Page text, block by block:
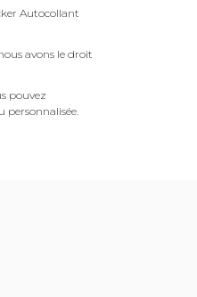
Autocollant
avons le droit
pouvez